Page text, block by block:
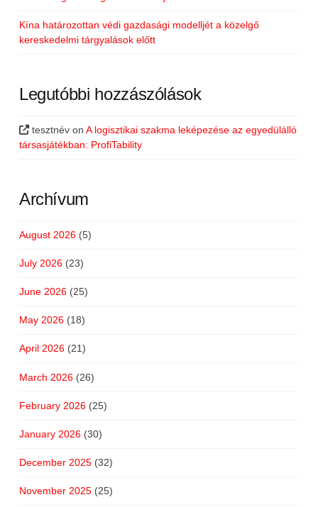
Kína határozottan védi gazdasági modelljét a közelgő
kereskedelmi tárgyalások előtt
Legutóbbi hozzászólások
tesztnév onA logisztikai szakma leképezése az egyedülálló
társasjátékban: ProfiTability
Archívum
August 2026(5)
July 2026(23)
June 2026(25)
May 2026(18)
April 2026(21)
March 2026(26)
February 2026(25)
January 2026(30)
December 2025(32)
November 2025(25)